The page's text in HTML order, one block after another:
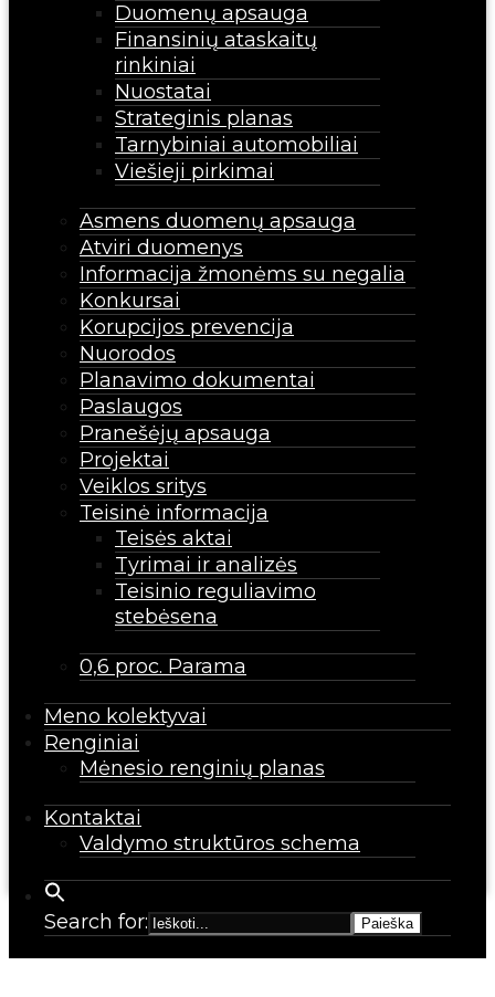
Duomenų apsauga
Finansinių ataskaitų
rinkiniai
Nuostatai
Strateginis planas
Tarnybiniai automobiliai
Viešieji pirkimai
Asmens duomenų apsauga
Atviri duomenys
Informacija žmonėms su negalia
Konkursai
Korupcijos prevencija
Nuorodos
Planavimo dokumentai
Paslaugos
Pranešėjų apsauga
Projektai
Veiklos sritys
Teisinė informacija
Teisės aktai
Tyrimai ir analizės
Teisinio reguliavimo
stebėsena
0,6 proc. Parama
Meno kolektyvai
Renginiai
Mėnesio renginių planas
Kontaktai
Valdymo struktūros schema
Search for: